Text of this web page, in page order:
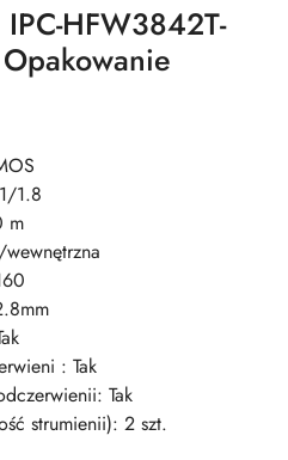
HFW3842T-
1.8
m
: Tak
Tak
strumienii): 2 szt.